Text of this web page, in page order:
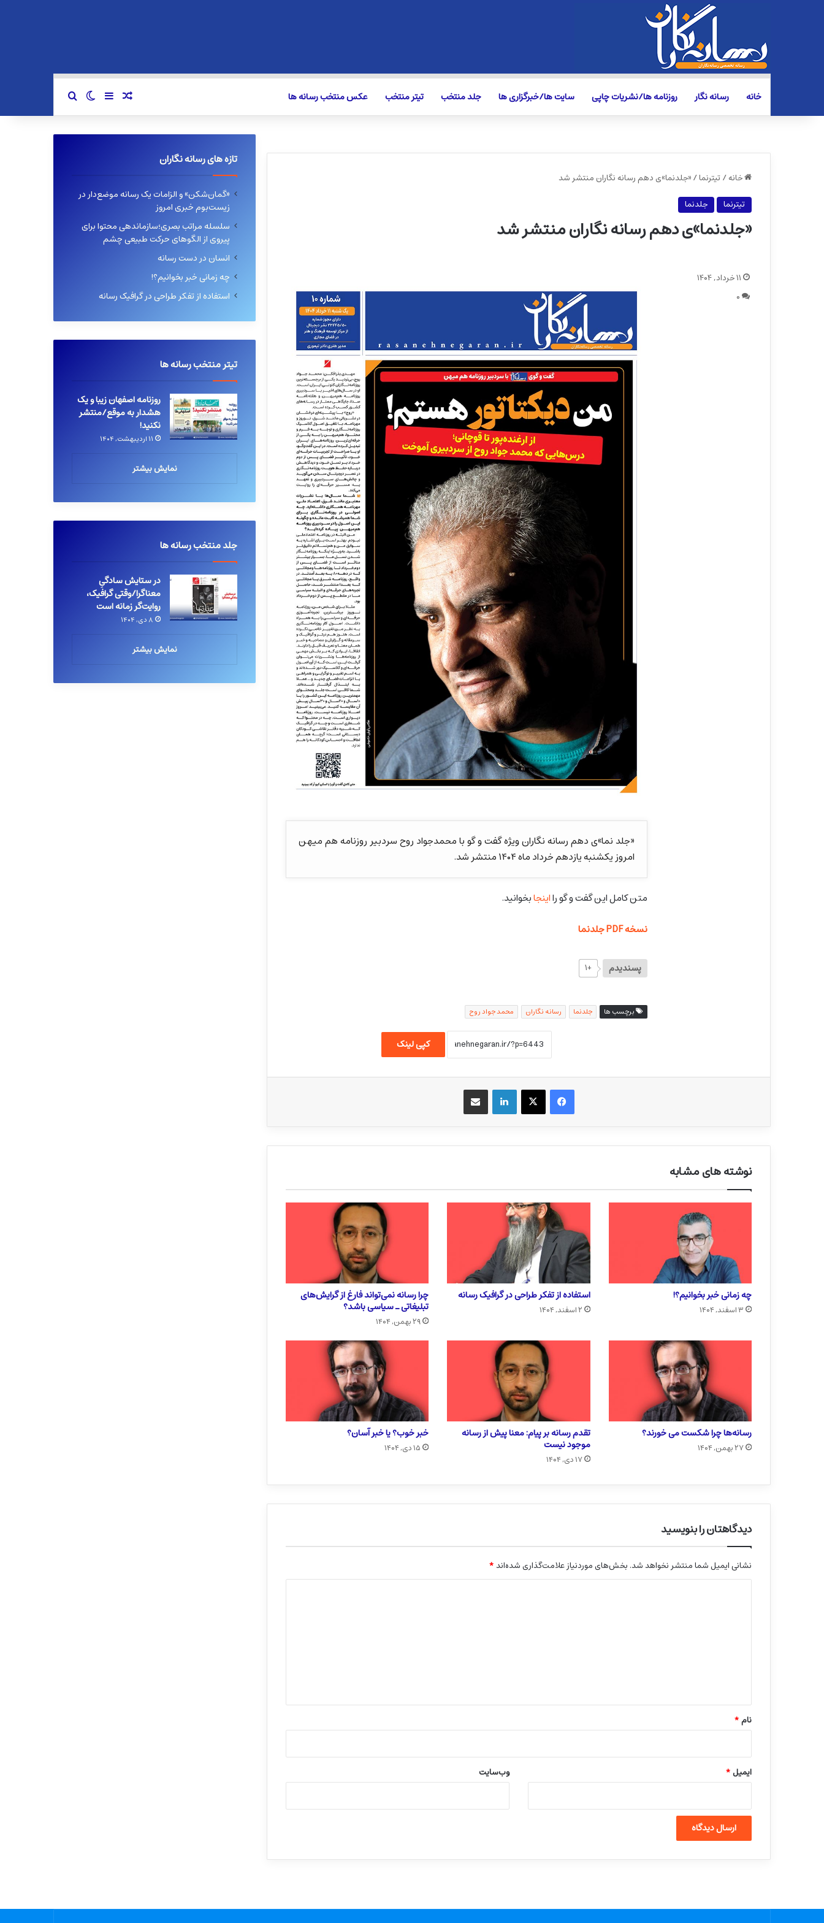
خانه رسانه نگار روزنامه ها/نشریات چاپی سایت ها/خبرگزاری ها جلد منتخب تیتر منتخب عکس منتخب رسانه ها نوشته تصادفی
سایدبارتغییر پوسته
خانه/تیترنما/«جلدنما»ی دهم رسانه نگاران منتشر شد
تیترنما
جلدنما
«جلدنما»ی دهم رسانه نگاران منتشر شد
«جلد نما»ی دهم رسانه نگاران ویژه گفت و گو با محمدجواد روح سردبیر روزنامه هم میهن
امروز یکشنبه یازدهم خرداد ماه ۱۴۰۴ منتشر شد.
متن کامل این گفت و گو رااینجابخوانید.
نسخه PDF جلدنما
پسندیدم +۱
برچسب ها جلدنما رسانه نگاران محمد جواد روح
کپی لینک
۱۱ خرداد, ۱۴۰۴
۰
فیسبوک X لینکداین
نوشته های مشابه
چه زمانی خبر بخوانیم؟!
۳ اسفند, ۱۴۰۴
استفاده از تفکر طراحی در گرافیک رسانه
۲ اسفند, ۱۴۰۴
چرا رسانه نمی‌تواند فارغ از گرایش‌های
تبلیغاتی ـ سیاسی باشد؟
۲۹ بهمن, ۱۴۰۴
رسانه‌ها چرا شکست می خورند؟
۲۷ بهمن, ۱۴۰۴
تقدم رسانه بر پیام: معنا پیش از رسانه
موجود نیست
۱۷ دی, ۱۴۰۴
خبر خوب؟ یا خبر آسان؟
۱۵ دی, ۱۴۰۴
دیدگاهتان را بنویسید
نشانی ایمیل شما منتشر نخواهد شد. بخش‌های موردنیاز علامت‌گذاری شده‌اند*
نام*
ایمیل* وب‌سایت
تازه های رسانه نگاران
«گمان‌شکن» و الزامات یک رسانه موضع‌دار در
زیست‌بوم خبری امروز
سلسله مراتب بصری؛سازماندهی محتوا برای
پیروی از الگوهای حرکت طبیعی چشم
انسان در دست رسانه
چه زمانی خبر بخوانیم؟!
استفاده از تفکر طراحی در گرافیک رسانه
تیتر منتخب رسانه ها
روزنامه اصفهان زیبا و یک
هشدار به موقع/منتشر
نکنید!
۱۱ اردیبهشت, ۱۴۰۴
نمایش بیشتر
جلد منتخب رسانه ها
در ستایش سادگیِ
معناگرا/وقتی گرافیک،
روایت‌گر زمانه است
۸ دی, ۱۴۰۴
نمایش بیشتر